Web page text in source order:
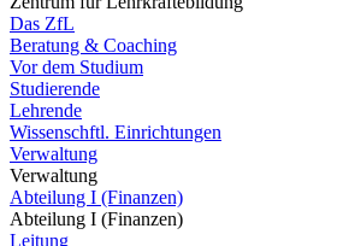
Das ZfL
Beratung & Coaching
Vor dem Studium
Studierende
Lehrende
Wissenschftl. Einrichtungen
Verwaltung
Verwaltung
Abteilung I (Finanzen)
Abteilung I (Finanzen)
Leitung